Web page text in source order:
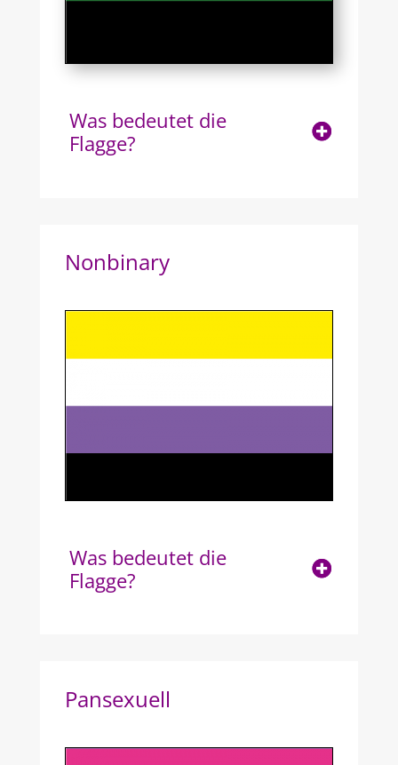
Was bedeutet die
Flagge?
Nonbinary
Was bedeutet die
Flagge?
Pansexuell